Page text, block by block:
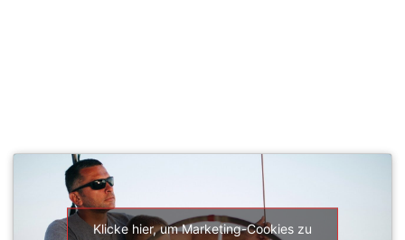
Klicke hier, um Marketing-Cookies zu